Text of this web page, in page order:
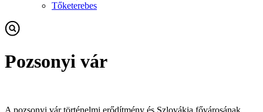
Tőketerebes
Pozsonyi vár
A pozsonyi vár történelmi erődítmény és Szlovákia fővárosának